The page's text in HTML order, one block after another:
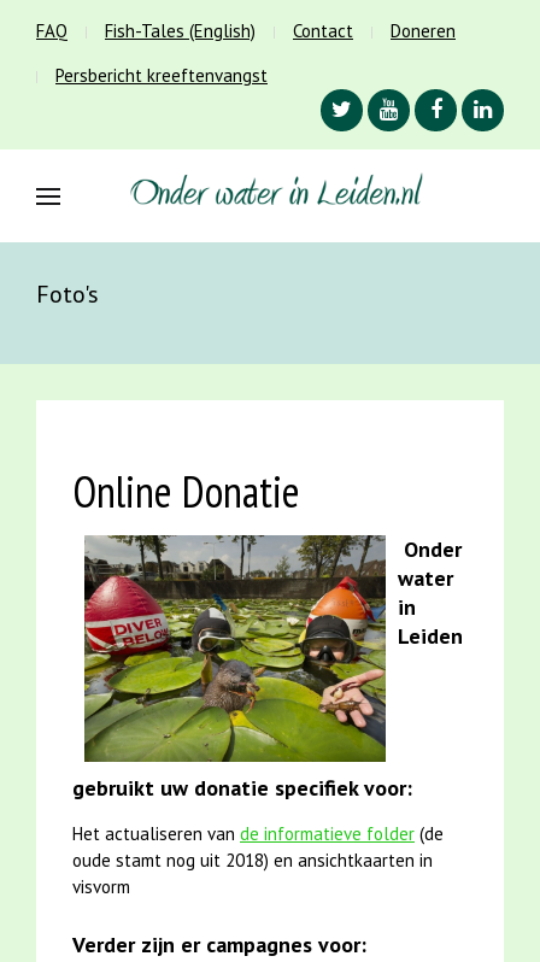
FAQ Fish-Tales (English) Contact
Doneren
Persbericht kreeftenvangst
Foto's
Online Donatie
Onder
water
in
Leiden
gebruikt uw donatie specifiek voor:
Het actualiseren van de informatieve folder (de
oude stamt nog uit 2018) en ansichtkaarten in
visvorm
Verder zijn er campagnes voor: